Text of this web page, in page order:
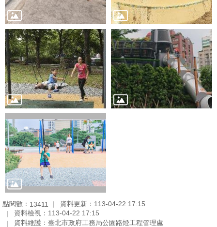
點閱數： 13411
資料更新：113-04-22 17:15
資料檢視：113-04-22 17:15
資料維護：臺北市政府工務局公園路燈工程管理處